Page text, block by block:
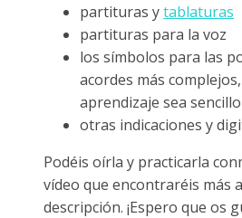
partituras ytablaturas
partituras para la voz
los símbolos para las
acordes más
aprendizaje sea
otras indicaciones y
Podéis oírla y practicarla
vídeo que encontraréis más
descripción. ¡Espero que os